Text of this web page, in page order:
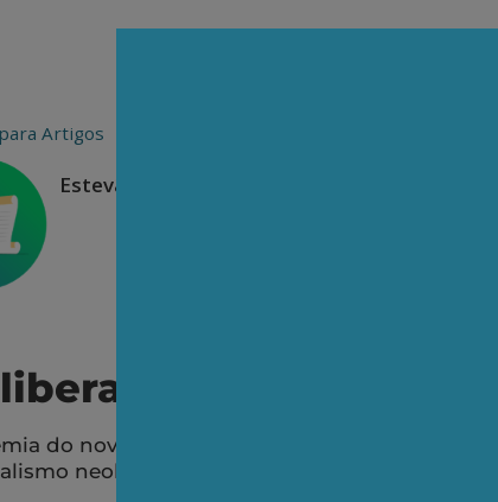
Artigos
Estevão Cruz
e dialética
do novo coronavírus tem revelado ao
neoliberal.